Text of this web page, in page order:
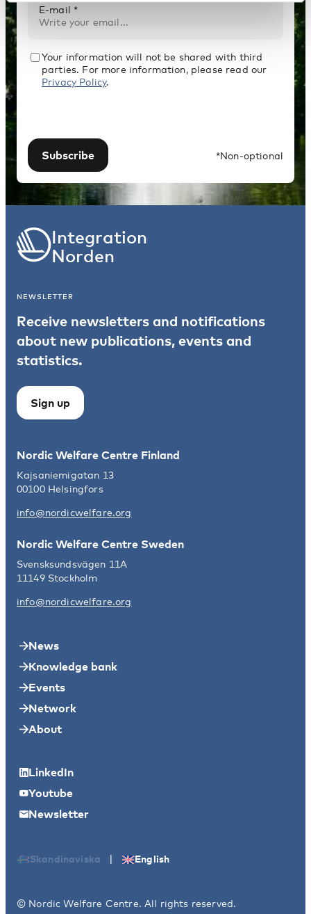
E-mail *
Your information will not be shared with third
parties. For more information, please read our
Privacy Policy.
Subscribe *Non-optional
Integration
Norden
NEWSLETTER
Receive newsletters and notifications
about new publications, events and
statistics.
Sign up
Nordic Welfare Centre Finland
Kajsaniemigatan 13
00100 Helsingfors
info@nordicwelfare.org
Nordic Welfare Centre Sweden
Svensksundsvägen 11A
11149 Stockholm
info@nordicwelfare.org
News
Knowledge bank
Events
Network
About
LinkedIn
Youtube
Newsletter
© Nordic Welfare Centre. All rights reserved.
Skandinaviska | English